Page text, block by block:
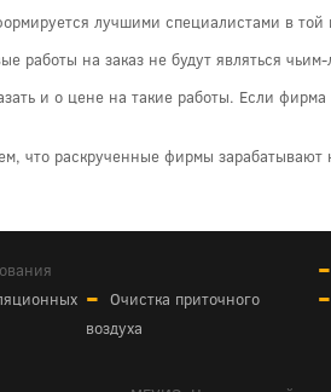
лучшими специалистами в
работы на заказ не будут являться
и о цене на такие работы. Если
что раскрученные фирмы зарабатывают
Очистка приточного
воздуха